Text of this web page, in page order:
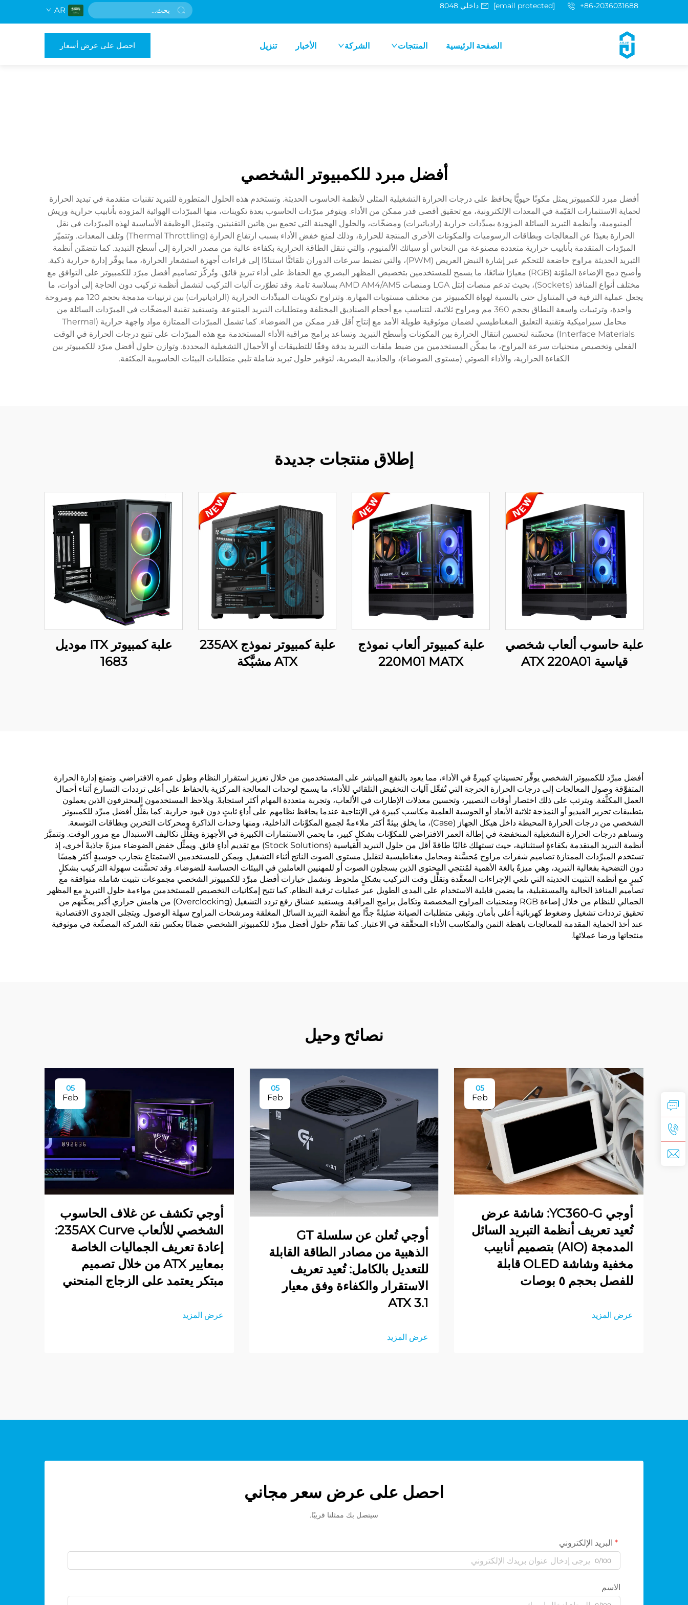
[email protected] +86-2036031688 داخلي 8048 AR
الصفحة الرئيسية المنتجات الشركة الأخبار تنزيل احصل على عرض أسعار
أفضل مبرد للكمبيوتر الشخصي
أفضل مبرد للكمبيوتر يمثل مكونًا حيويًّا يحافظ على درجات الحرارة التشغيلية المثلى لأنظمة الحاسوب الحديثة. وتستخدم هذه الحلول المتطورة للتبريد تقنيات متقدمة في تبديد الحرارة
لحماية الاستثمارات القيّمة في المعدات الإلكترونية، مع تحقيق أقصى قدر ممكن من الأداء. ويتوفر مبرّدات الحاسوب بعدة تكوينات، منها المبرّدات الهوائية المزودة بأنابيب حرارية وريش
ألمنيومية، وأنظمة التبريد السائلة المزودة بمبدِّدات حرارية (رادياتيرات) ومضخّات، والحلول الهجينة التي تجمع بين هاتين التقنيتين. وتتمثل الوظيفة الأساسية لهذه المبرّدات في نقل
الحرارة بعيدًا عن المعالجات وبطاقات الرسوميات والمكونات الأخرى المنتجة للحرارة، وذلك لمنع خفض الأداء بسبب ارتفاع الحرارة (Thermal Throttling) وتلف المعدات. وتتميّز
المبرّدات المتقدمة بأنابيب حرارية متعددة مصنوعة من النحاس أو سبائك الألمنيوم، والتي تنقل الطاقة الحرارية بكفاءة عالية من مصدر الحرارة إلى أسطح التبديد. كما تتضمّن أنظمة
التبريد الحديثة مراوح خاضعة للتحكم عبر إشارة النبض العريض (PWM)، والتي تضبط سرعات الدوران تلقائيًّا استنادًا إلى قراءات أجهزة استشعار الحرارة، مما يوفّر إدارة حرارية ذكية.
وأصبح دمج الإضاءة الملوّنة (RGB) معيارًا شائعًا، ما يسمح للمستخدمين بتخصيص المظهر البصري مع الحفاظ على أداء تبريدٍ فائق. وتُركّز تصاميم أفضل مبرّد للكمبيوتر على التوافق مع
مختلف أنواع المنافذ (Sockets)، بحيث تدعم منصات إنتل LGA ومنصات AMD AM4/AM5 بسلاسة تامة. وقد تطوّرت آليات التركيب لتشمل أنظمة تركيب دون الحاجة إلى أدوات، ما
يجعل عملية الترقية في المتناول حتى بالنسبة لهواة الكمبيوتر من مختلف مستويات المهارة. وتتراوح تكوينات المبدِّدات الحرارية (الرادياتيرات) بين ترتيبات مدمجة بحجم 120 مم ومروحة
واحدة، وترتيبات واسعة النطاق بحجم 360 مم ومراوح ثلاثية، لتتناسب مع أحجام الصناديق المختلفة ومتطلبات التبريد المتنوعة. وتستفيد تقنية المضخّات في المبرّدات السائلة من
محامل سيراميكية وتقنية التعليق المغناطيسي لضمان موثوقية طويلة الأمد مع إنتاج أقل قدر ممكن من الضوضاء. كما تشمل المبرّدات الممتازة مواد واجهة حرارية (Thermal
Interface Materials) محسّنة لتحسين انتقال الحرارة بين المكونات وأسطح التبريد. وتساعد برامج مراقبة الأداء المستخدمة مع هذه المبرّدات على تتبع درجات الحرارة في الوقت
الفعلي وتخصيص منحنيات سرعة المراوح، ما يمكّن المستخدمين من ضبط ملفات التبريد بدقة وفقًا للتطبيقات أو الأحمال التشغيلية المحددة. وتوازن حلول أفضل مبرّد للكمبيوتر بين
الكفاءة الحرارية، والأداء الصوتي (مستوى الضوضاء)، والجاذبية البصرية، لتوفير حلول تبريد شاملة تلبي متطلبات البيئات الحاسوبية المكثفة.
إطلاق منتجات جديدة
علبة حاسوب ألعاب شخصي
قياسية ATX 220A01
علبة كمبيوتر ألعاب نموذج
220M01 MATX
علبة كمبيوتر نموذج 235AX
ATX مشبَّكة
علبة كمبيوتر ITX موديل
1683
أفضل مبرِّد للكمبيوتر الشخصي يوفِّر تحسيناتٍ كبيرةً في الأداء، مما يعود بالنفع المباشر على المستخدمين من خلال تعزيز استقرار النظام وطول عمره الافتراضي. وتمنع إدارة الحرارة
المتفوِّقة وصول المعالجات إلى درجات الحرارة الحرجة التي تُفعِّل آليات التخفيض التلقائي للأداء، ما يسمح لوحدات المعالجة المركزية بالحفاظ على أعلى ترددات التسارع أثناء أحمال
العمل المكثَّفة. ويترتب على ذلك اختصار أوقات التصيير، وتحسين معدلات الإطارات في الألعاب، وتجربة متعددة المهام أكثر استجابةً. ويلاحظ المستخدمون المحترفون الذين يعملون
بتطبيقات تحرير الفيديو أو النمذجة ثلاثية الأبعاد أو الحوسبة العلمية مكاسب كبيرة في الإنتاجية عندما يحافظ نظامهم على أداءٍ ثابتٍ دون قيود حرارية. كما يقلِّل أفضل مبرِّد للكمبيوتر
الشخصي من درجات الحرارة المحيطة داخل هيكل الجهاز (Case)، ما يخلق بيئةً أكثر ملاءمةً لجميع المكوِّنات الداخلية، ومنها وحدات الذاكرة ومحركات التخزين وبطاقات التوسعة.
وتساهم درجات الحرارة التشغيلية المنخفضة في إطالة العمر الافتراضي للمكوِّنات بشكلٍ كبير، ما يحمي الاستثمارات الكبيرة في الأجهزة ويقلِّل تكاليف الاستبدال مع مرور الوقت. وتتميَّز
أنظمة التبريد المتقدمة بكفاءةٍ استثنائية، حيث تستهلك غالبًا طاقةً أقل من حلول التبريد القياسية (Stock Solutions) مع تقديم أداءٍ فائق. ويمثِّل خفض الضوضاء ميزةً جاذبةً أخرى، إذ
تستخدم المبرِّدات الممتازة تصاميم شفرات مراوح مُحسَّنة ومحامل مغناطيسية لتقليل مستوى الصوت الناتج أثناء التشغيل. ويمكن للمستخدمين الاستمتاع بتجارب حوسبةٍ أكثر همسًا
دون التضحية بفعالية التبريد، وهي ميزةٌ بالغة الأهمية لمُنتجي المحتوى الذين يسجلون الصوت أو للمهنيين العاملين في البيئات الحساسة للضوضاء. وقد تحسَّنت سهولة التركيب بشكلٍ
كبيرٍ مع أنظمة التثبيت الحديثة التي تلغي الإجراءات المعقَّدة وتقلِّل وقت التركيب بشكلٍ ملحوظ. وتشمل خيارات أفضل مبرِّد للكمبيوتر الشخصي مجموعات تثبيت شاملة متوافقة مع
تصاميم المنافذ الحالية والمستقبلية، ما يضمن قابلية الاستخدام على المدى الطويل عبر عمليات ترقية النظام. كما تتيح إمكانيات التخصيص للمستخدمين مواءمة حلول التبريد مع المظهر
الجمالي للنظام من خلال إضاءة RGB ومنحنيات المراوح المخصصة وتكامل برامج المراقبة. ويستفيد عشاق رفع تردد التشغيل (Overclocking) من هامش حراري أكبر يمكِّنهم من
تحقيق ترددات تشغيل وضغوط كهربائية أعلى بأمان. وتبقى متطلبات الصيانة ضئيلةً جدًّا مع أنظمة التبريد السائل المغلقة ومرشحات المراوح سهلة الوصول. ويتجلى الجدوى الاقتصادية
عند أخذ الحماية المقدمة للمعالجات باهظة الثمن والمكاسب الأداء المحقَّقة في الاعتبار. كما تقدِّم حلول أفضل مبرِّد للكمبيوتر الشخصي ضمانًا يعكس ثقة الشركة المصنِّعة في موثوقية
منتجاتها ورضا عملائها.
نصائح وحيل
05
Feb
أوجي YC360-G: شاشة عرض
تُعيد تعريف أنظمة التبريد السائل
المدمجة (AIO) بتصميم أنابيب
مخفية وشاشة OLED قابلة
للفصل بحجم ٥ بوصات
عرض المزيد
05
Feb
أوجي تُعلن عن سلسلة GT
الذهبية من مصادر الطاقة القابلة
للتعديل بالكامل: تُعيد تعريف
الاستقرار والكفاءة وفق معيار
ATX 3.1
عرض المزيد
05
Feb
أوجي تكشف عن غلاف الحاسوب
الشخصي للألعاب 235AX Curve:
إعادة تعريف الجماليات الخاصة
بمعايير ATX من خلال تصميم
مبتكر يعتمد على الزجاج المنحني
عرض المزيد
احصل على عرض سعر مجاني
سيتصل بك ممثلنا قريبًا.
البريد الإلكتروني
0/100
الاسم